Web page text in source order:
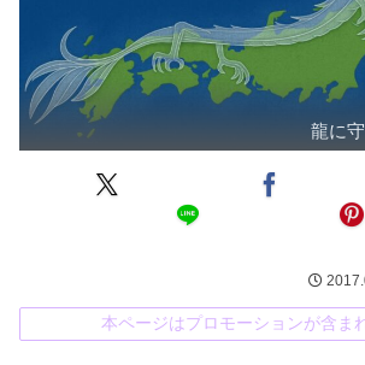
龍に
本ページはプロモーションが含ま